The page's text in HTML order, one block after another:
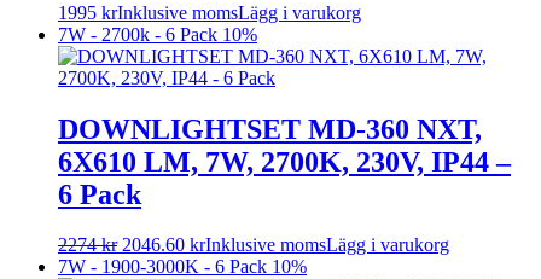
1995 krInklusive momsLägg i varukorg
7W - 2700k - 6 Pack 10%
DOWNLIGHTSET MD-360 NXT,
6X610 LM, 7W, 2700K, 230V, IP44 –
6 Pack
2274kr 2046.60 krInklusive momsLägg i varukorg
7W - 1900-3000K - 6 Pack 10%